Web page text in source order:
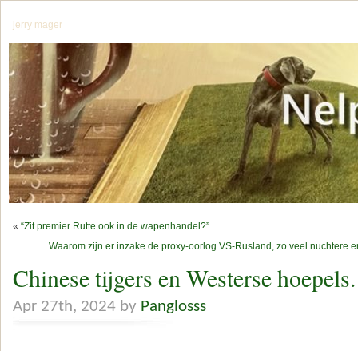
jerry mager
« “Zit premier Rutte ook in de wapenhandel?”
Waarom zijn er inzake de proxy-oorlog VS-Rusland, zo veel nuchtere
Chinese tijgers en Westerse hoepels.
Apr 27th, 2024 by Panglosss